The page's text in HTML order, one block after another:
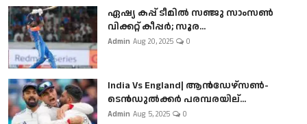
ഏഷ്യ കപ്പ് ടീമിൽ സഞ്ജു സാംസൺ
വിക്കറ്റ് കീപ്പർ; സൂര...
Admin Aug 20, 2025 0
India Vs England| ആൻഡേഴ്സൺ-
ടെൻഡുല്‍ക്കർ പരമ്പരയില്...
Admin Aug 5, 2025 0